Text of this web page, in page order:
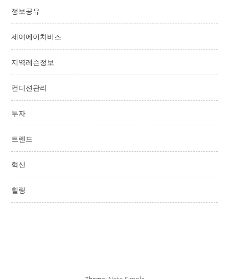
정보공유
제이에이치비즈
지역레슨정보
컨디션관리
투자
트렌드
혁신
힐링